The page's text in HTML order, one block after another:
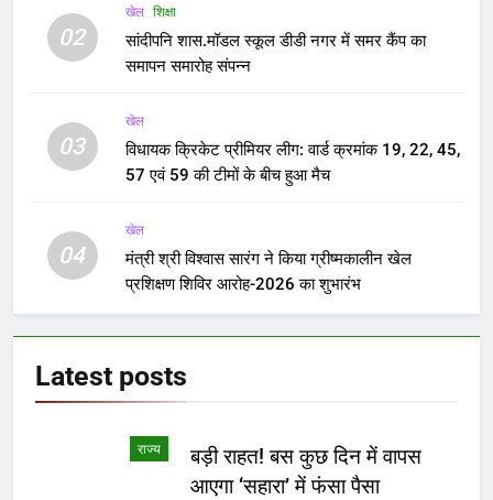
02
खेल शिक्षा
सांदीपनि शास.मॉडल स्कूल डीडी नगर में समर कैंप का
समापन समारोह संपन्न
03
खेल
विधायक क्रिकेट प्रीमियर लीग: वार्ड क्रमांक 19, 22, 45,
57 एवं 59 की टीमों के बीच हुआ मैच
04
खेल
मंत्री श्री विश्वास सारंग ने किया ग्रीष्मकालीन खेल
प्रशिक्षण शिविर आरोह-2026 का शुभारंभ
Latest posts
राज्य
बड़ी राहत! बस कुछ दिन में वापस
आएगा ‘सहारा’ में फंसा पैसा